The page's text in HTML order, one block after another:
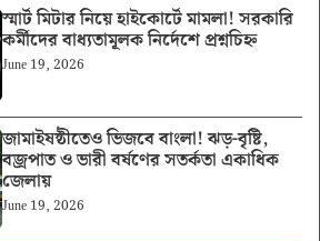
স্মার্ট মিটার নিয়ে হাইকোর্টে মামলা! সরকারি
কর্মীদের বাধ্যতামূলক নির্দেশে প্রশ্নচিহ্ন
June 19, 2026
জামাইষষ্ঠীতেও ভিজবে বাংলা! ঝড়-বৃষ্টি,
বজ্রপাত ও ভারী বর্ষণের সতর্কতা একাধিক
জেলায়
June 19, 2026